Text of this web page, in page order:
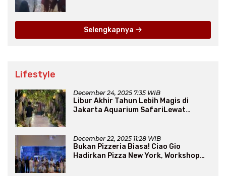
Selengkapnya
Lifestyle
December 24, 2025 7:35 WIB
Libur Akhir Tahun Lebih Magis di
Jakarta Aquarium SafariLewat
December 22, 2025 11:28 WIB
Bukan Pizzeria Biasa! Ciao Gio
Hadirkan Pizza New York, Workshop